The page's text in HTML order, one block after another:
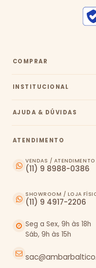
COMPRAR
INSTITUCIONAL
AJUDA & DÚVIDAS
ATENDIMENTO
VENDAS / ATENDIMENTO
(11) 9 8988-0386
SHOWROOM / LOJA
(11) 9 4917-2206
Seg a Sex, 9h às 18h
Sáb, 9h às 15h